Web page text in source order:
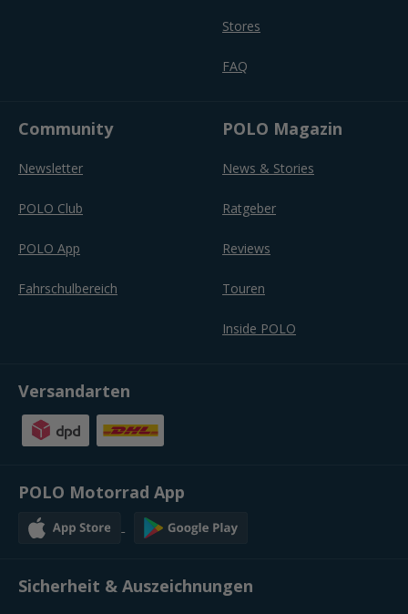
Stores
FAQ
Community
Newsletter
POLO Club
POLO App
Fahrschulbereich
POLO Magazin
News & Stories
Ratgeber
Reviews
Touren
Inside POLO
Versandarten
POLO Motorrad App
Sicherheit & Auszeichnungen